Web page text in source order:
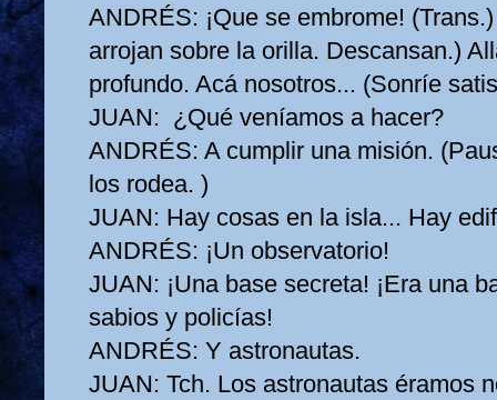
ANDRÉS: ¡Que se embrome!
arrojan sobre la orilla. Descansan.)
profundo. Acá nosotros... (Sonríe
JUAN: ¿Qué veníamos a hacer?
ANDRÉS: A cumplir una misión.
los rodea. )
JUAN: Hay cosas en la isla... Hay
ANDRÉS: ¡Un observatorio!
JUAN: ¡Una base secreta! ¡Era una
sabios y policías!
ANDRÉS: Y astronautas.
JUAN: Tch. Los astronautas éramos